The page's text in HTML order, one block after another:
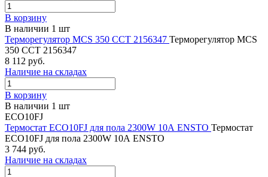
В корзину
В наличии 1 шт
Терморегулятор MCS 350 CCT 2156347 Терморегулятор MCS
350 CCT 2156347
8 112 руб.
Наличие на складах
В корзину
В наличии 1 шт
ECO10FJ
Термостат ECO10FJ для пола 2300W 10А ENSTO Термостат
ECO10FJ для пола 2300W 10А ENSTO
3 744 руб.
Наличие на складах